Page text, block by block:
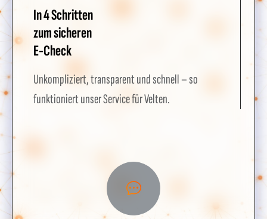
In 4 Schritten
zum sicheren
E-Check
Unkompliziert, transparent und schnell – so
funktioniert unser Service für Velten.